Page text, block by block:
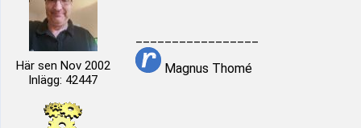
Här sen Nov 2002
Inlägg: 42447
Magnus Thomé